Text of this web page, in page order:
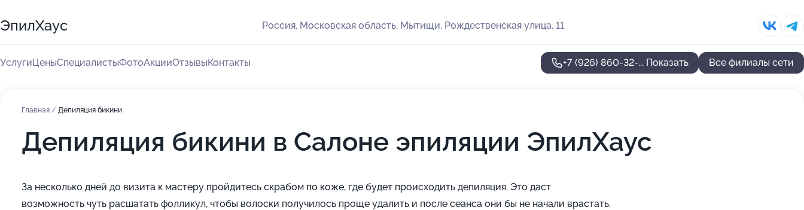
ЭпилХаус Россия, Московская область, Мытищи, Рождественская улица, 11
УслугиЦеныСпециалистыФотоАкцииОтзывыКонтакты +7 (926) 860-32-... Показать Все филиалы сети
Главная / Депиляция бикини
Депиляция бикини в Салоне эпиляции ЭпилХаус
За несколько дней до визита к мастеру пройдитесь скрабом по коже, где будет происходить депиляция. Это даст
возможность чуть расшатать фолликул, чтобы волоски получилось проще удалить и после сеанса они бы не начали врастать.